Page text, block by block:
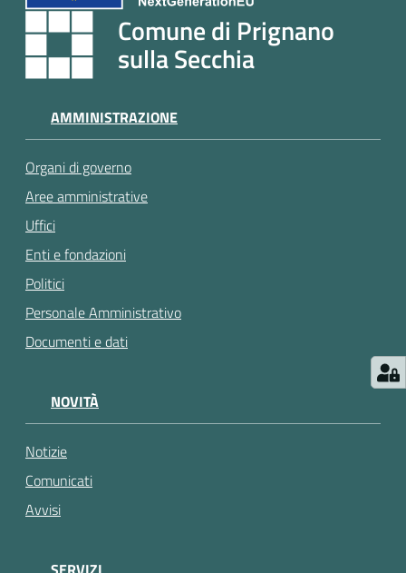
e
a
p
t
a
m
e
n
t
o
Street
Art
Comune di Prignano
sulla Secchia
AMMINISTRAZIONE
Organi di governo
Aree amministrative
Uffici
Enti e fondazioni
Politici
Personale Amministrativo
Documenti e dati
NOVITÀ
Notizie
Comunicati
Avvisi